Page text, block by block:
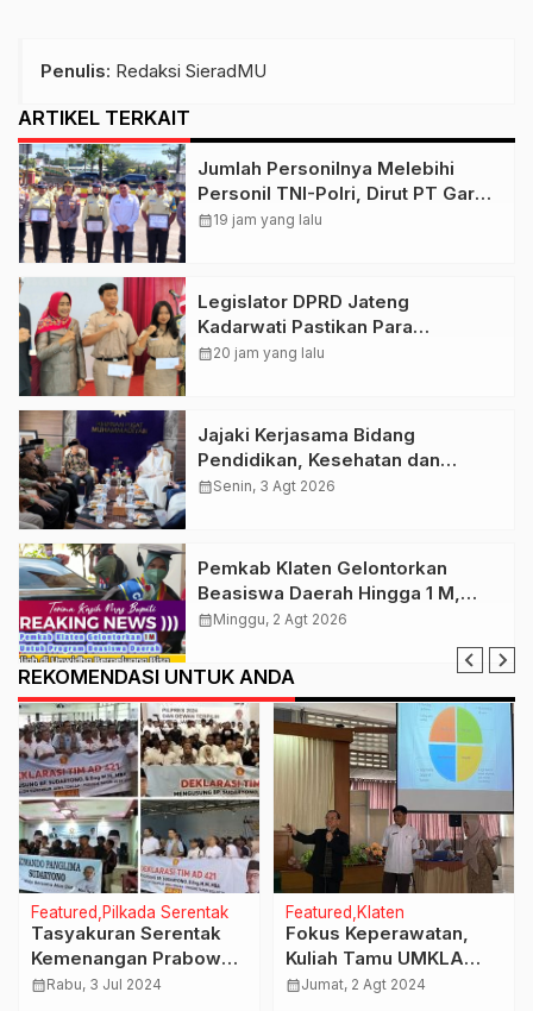
Penulis: Redaksi SieradMU
ARTIKEL TERKAIT
Jumlah Personilnya Melebihi
Personil TNI-Polri, Dirut PT Garda
Total Security Klaten Tegaskan
calendar_month19 jam yang lalu
Legislator DPRD Jateng
Kadarwati Pastikan Para
Penerima Beasiswa PIP Aspirasi
calendar_month20 jam yang lalu
Jajaki Kerjasama Bidang
Pendidikan, Kesehatan dan
Tenaga Kerja, PP Muhamamdiyah
calendar_monthSenin, 3 Agt 2026
Pemkab Klaten Gelontorkan
Beasiswa Daerah Hingga 1 M,
Syaratnya Harus Daftar Kuliah Di
calendar_monthMinggu, 2 Agt 2026
REKOMENDASI UNTUK ANDA
Featured Pilkada Serentak
Tasyakuran Serentak
Kemenangan Prabowo-
Gibran Gerindra Klaten,
calendar_monthRabu, 3 Jul 2024
Featured Klaten
Fokus Keperawatan,
Kuliah Tamu UMKLA
Hadirkan Pembicara
calendar_monthJumat, 2 Agt 2024